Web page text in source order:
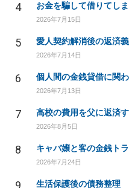
4 お金を騙して借りてし
2026年7月15日
5 愛人契約解消後の返済
2026年7月14日
6 個人間の金銭貸借に関
2026年7月13日
7 高校の費用を父に返済
2026年8月5日
8 キャバ嬢と客の金銭ト
2026年7月24日
9 生活保護後の債務整理